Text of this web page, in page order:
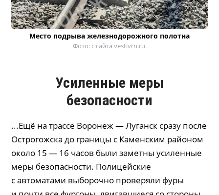
Место подрыва железнодорожного полотна
Фото: с сайта vestivrn.ru.
Усиленные меры
безопасности
...Ещё на трассе Воронеж — Луганск сразу после
Острогожска до границы с Каменским районом
около 15 — 16 часов были заметны усиленные
меры безопасности. Полицейские
с автоматами выборочно проверяли фуры